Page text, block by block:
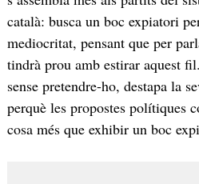
català: busca un boc expiatori
mediocritat, pensant que per
tindrà prou amb estirar aquest
sense pretendre-ho, destapa la
perquè les propostes polítiques
cosa més que exhibir un boc